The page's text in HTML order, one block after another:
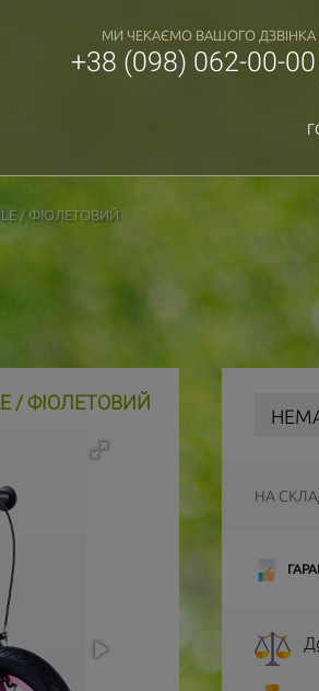
МИ ЧЕКАЄМО ВАШОГО ДЗВІНКА
+38 (098) 062-00-00
/ ФІОЛЕТОВИЙ
/ ФІОЛЕТОВИЙ
НА